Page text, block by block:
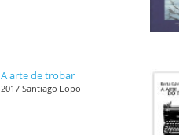
A arte de trobar
2017 Santiago Lopo